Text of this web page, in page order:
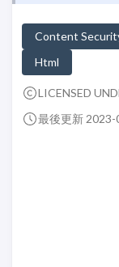
Content
Html
LICENSED
最後更新